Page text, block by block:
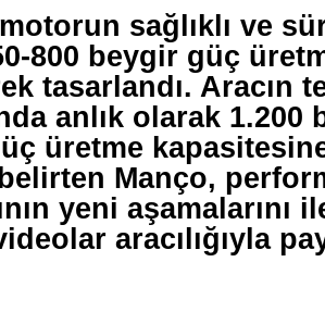
sağlıklı ve
800 beygir güç
tasarlandı. Aracın
anlık olarak 1.200
üretme
Manço,
yeni aşamalarını
aracılığıyla